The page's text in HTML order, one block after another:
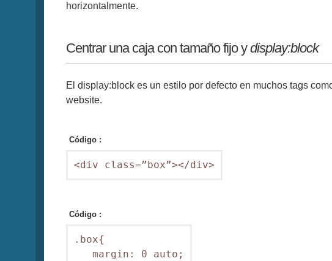
horizontalmente.
Centrar una caja con tamaño fijo ydisplay:block
El display:block es un estilo por defecto en muchos tags
website.
Código :
<div class=”box”></div>
Código :
.box{
margin: 0 auto;